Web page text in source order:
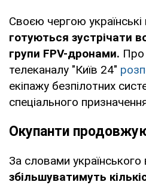
Своєю чергою
готуються зустрічати
групи FPV-дронами. Про
телеканалу "Київ 24"
екіпажу безпілотних
спеціального
Окупанти
За словами українського
збільшуватимуть